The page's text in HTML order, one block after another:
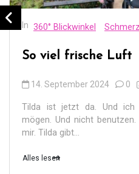
In 360° Blickwinkel
So viel frische Luft
14. September 2024 0
Tilda ist jetzt da. Und ich
mögen. Und nicht
mir. Tilda gibt...
Alles lesen